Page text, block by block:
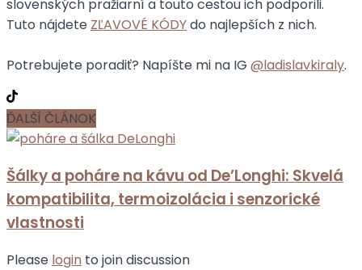
slovenských pražiarní a touto cestou ich podporili.
Tuto nájdete ZĽAVOVÉ KÓDYdo najlepších z nich.
Potrebujete poradiť? Napíšte mi na IG @ladislavkiraly.
ĎALŠÍ ČLÁNOK
Šálky a poháre na kávu od De’Longhi: Skvelá
kompatibilita, termoizolácia i senzorické
vlastnosti
Please login to join discussion